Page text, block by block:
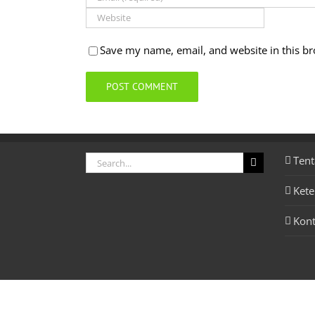
Save my name, email, and website in this
Search
for: